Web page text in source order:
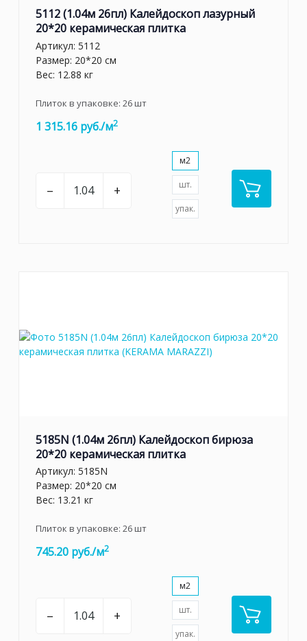
5112 (1.04м 26пл) Калейдоскоп лазурный
20*20 керамическая плитка
Артикул: 5112
Размер: 20*20 см
Вес: 12.88 кг
Плиток в упаковке: 26шт
1 315.16 руб./м2
– +
м2
шт.
упак.
5185N (1.04м 26пл) Калейдоскоп бирюза
20*20 керамическая плитка
Артикул: 5185N
Размер: 20*20 см
Вес: 13.21 кг
Плиток в упаковке: 26шт
745.20 руб./м2
– +
м2
шт.
упак.